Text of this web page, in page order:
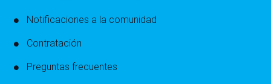
Notificaciones a la comunidad
Contratación
Preguntas frecuentes